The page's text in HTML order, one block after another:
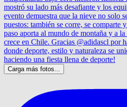
Carga más fotos...